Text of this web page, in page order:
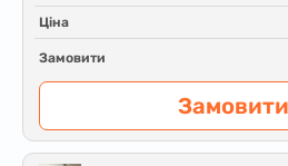
Ціна
Замовити
Замовити